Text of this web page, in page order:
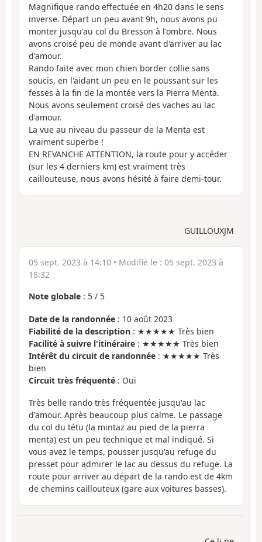
Magnifique rando effectuée en 4h20 dans le sens
inverse. Départ un peu avant 9h, nous avons pu
monter jusqu'au col du Bresson à l'ombre. Nous
avons croisé peu de monde avant d'arriver au lac
d'amour.
Rando faite avec mon chien border collie sans
soucis, en l'aidant un peu en le poussant sur les
fesses à la fin de la montée vers la Pierra Menta.
Nous avons seulement croisé des vaches au lac
d'amour.
La vue au niveau du passeur de la Menta est
vraiment superbe !
EN REVANCHE ATTENTION, la route pour y accéder
(sur les 4 derniers km) est vraiment très
caillouteuse, nous avons hésité à faire demi-tour.
GUILLOUXJM
05 sept. 2023 à 14:10 • Modifié le : 05 sept. 2023 à
18:32
Note globale : 5 / 5
Date de la randonnée : 10 août 2023
Fiabilité de la description : ★★★★★ Très bien
Facilité à suivre l'itinéraire : ★★★★★ Très bien
Intérêt du circuit de randonnée : ★★★★★ Très
bien
Circuit très fréquenté : Oui
Très belle rando très fréquentée jusqu'au lac
d'amour. Après beaucoup plus calme. Le passage
du col du tétu (la mintaz au pied de la pierra
menta) est un peu technique et mal indiqué. Si
vous avez le temps, pousser jusqu'au refuge du
presset pour admirer le lac au dessus du refuge. La
route pour arriver au départ de la rando est de 4km
de chemins caillouteux (gare aux voitures basses).